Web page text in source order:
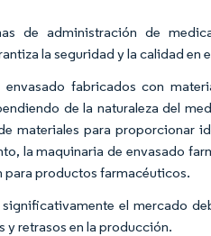
de administración de
la seguridad y la calidad en
fabricados con
de la naturaleza del
materiales para proporcionar
la maquinaria de envasado
productos farmacéuticos.
el mercado
retrasos en la producción.